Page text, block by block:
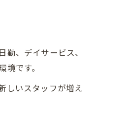
、デイサービス、
です。
しいスタッフが増え